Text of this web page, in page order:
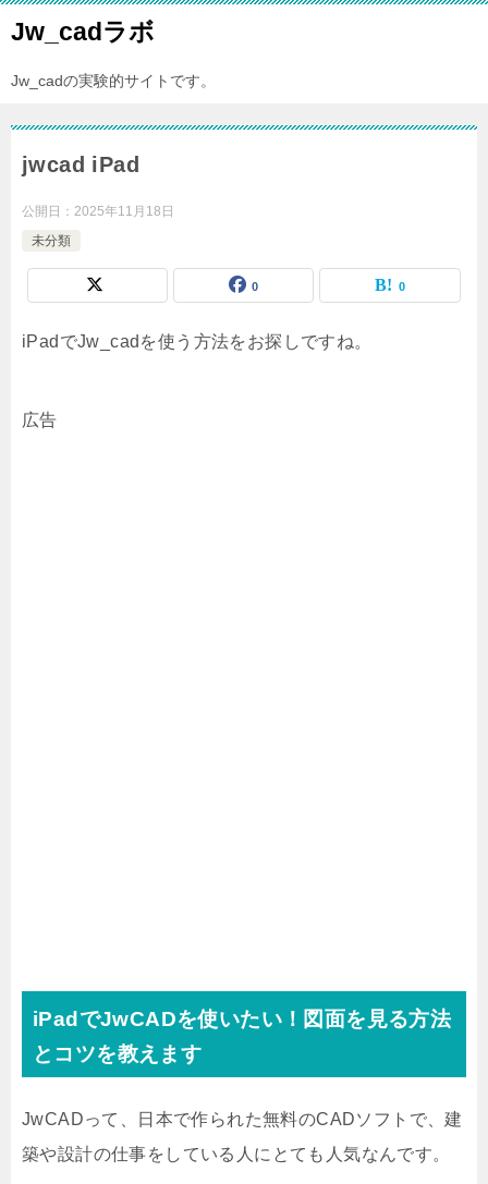
Jw_cadラボ
Jw_cadの実験的サイトです。
jwcad iPad
公開日： 2025年11月18日
未分類
0 0
iPadでJw_cadを使う方法をお探しですね。
広告
iPadでJwCADを使いたい！図面を見る方法
とコツを教えます
JwCADって、日本で作られた無料のCADソフトで、建
築や設計の仕事をしている人にとても人気なんです。